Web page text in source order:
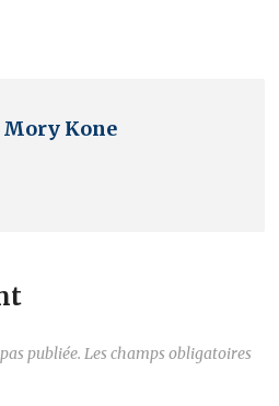
Mory Kone
publiée. Les champs obligatoires